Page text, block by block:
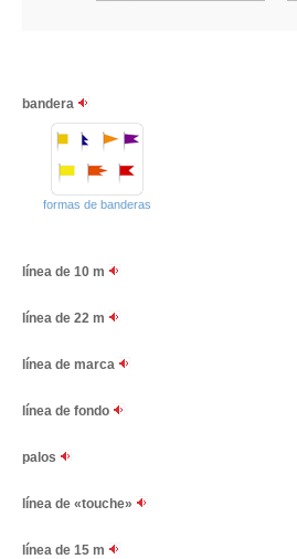
bandera
formas de banderas
línea de 10 m
línea de 22 m
línea de marca
línea de fondo
palos
línea de «touche»
línea de 15 m